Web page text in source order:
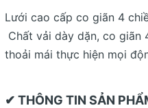
Lưới cao cấp co giãn 4
Chất vải dày dặn, co giãn
thoải mái thực hiện mọi
✔ THÔNG TIN SẢN